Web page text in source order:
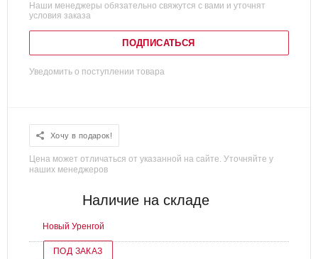
Наши менеджеры обязательно свяжутся с вами и уточнят
условия заказа
ПОДПИСАТЬСЯ
Уведомить о поступлении товара
Хочу в подарок!
Цена может отличаться от указанной на сайте. Уточняйте у
наших менеджеров
Наличие на складе
Новый Уренгой
ПОД ЗАКАЗ